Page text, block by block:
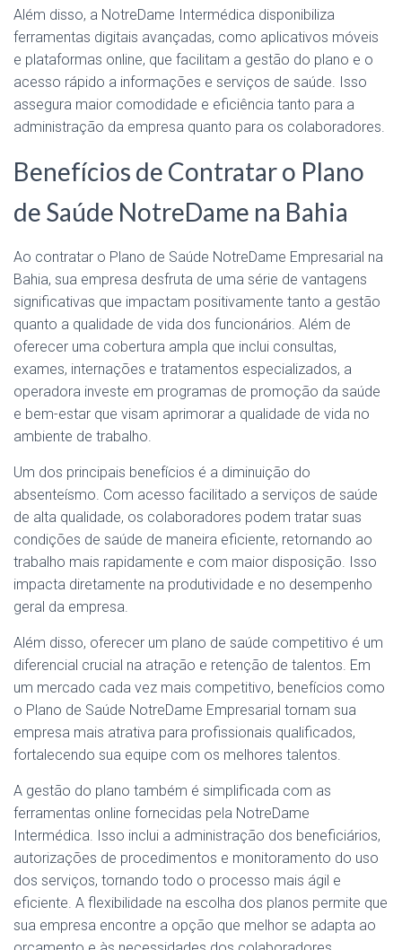
Além disso, a NotreDame Intermédica disponibiliza
ferramentas digitais avançadas, como aplicativos móveis
e plataformas online, que facilitam a gestão do plano e o
acesso rápido a informações e serviços de saúde. Isso
assegura maior comodidade e eficiência tanto para a
administração da empresa quanto para os colaboradores.
Benefícios de Contratar o Plano
de Saúde NotreDame na Bahia
Ao contratar o Plano de Saúde NotreDame Empresarial na
Bahia, sua empresa desfruta de uma série de vantagens
significativas que impactam positivamente tanto a gestão
quanto a qualidade de vida dos funcionários. Além de
oferecer uma cobertura ampla que inclui consultas,
exames, internações e tratamentos especializados, a
operadora investe em programas de promoção da saúde
e bem-estar que visam aprimorar a qualidade de vida no
ambiente de trabalho.
Um dos principais benefícios é a diminuição do
absenteísmo. Com acesso facilitado a serviços de saúde
de alta qualidade, os colaboradores podem tratar suas
condições de saúde de maneira eficiente, retornando ao
trabalho mais rapidamente e com maior disposição. Isso
impacta diretamente na produtividade e no desempenho
geral da empresa.
Além disso, oferecer um plano de saúde competitivo é um
diferencial crucial na atração e retenção de talentos. Em
um mercado cada vez mais competitivo, benefícios como
o Plano de Saúde NotreDame Empresarial tornam sua
empresa mais atrativa para profissionais qualificados,
fortalecendo sua equipe com os melhores talentos.
A gestão do plano também é simplificada com as
ferramentas online fornecidas pela NotreDame
Intermédica. Isso inclui a administração dos beneficiários,
autorizações de procedimentos e monitoramento do uso
dos serviços, tornando todo o processo mais ágil e
eficiente. A flexibilidade na escolha dos planos permite que
sua empresa encontre a opção que melhor se adapta ao